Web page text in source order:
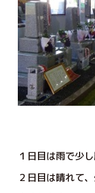
１日目は雨で少
２日目は晴れて